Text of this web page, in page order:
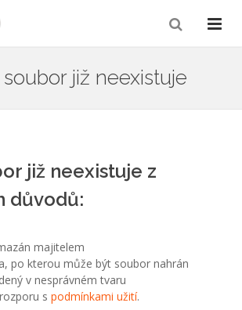
již neexistuje
již neexistuje z
důvodů:
majitelem
po kterou může být soubor nahrán
v nesprávném tvaru
s podmínkami užití.